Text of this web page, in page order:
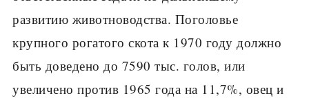
развитию животновод­ства. Поголовье
крупного рогатого скота к 1970 году должно
быть до­ведено до 7590 тыс. голов, или
увеличено против 1965 года на 11,7%, овец и